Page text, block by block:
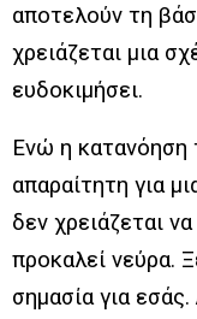
αποτελούν τη
χρειάζεται μια
ευδοκιμήσει.
Ενώ η κατανόηση
απαραίτητη για
δεν χρειάζεται
προκαλεί νεύρα.
σημασία για